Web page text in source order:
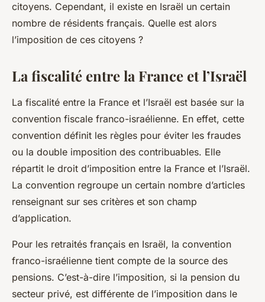
lothaire•16 janvier 2023 •2 min de lecture
citoyens. Cependant, il existe en Israël un certain
nombre de résidents français. Quelle est alors
l’imposition de ces citoyens ?
La fiscalité entre la France et l’Israël
La fiscalité entre la France et l’Israël est basée sur la
convention fiscale franco-israélienne. En effet, cette
convention définit les règles pour éviter les fraudes
ou la double imposition des contribuables. Elle
répartit le droit d’imposition entre la France et l’Israël.
La convention regroupe un certain nombre d’articles
renseignant sur ses critères et son champ
d’application.
Pour les retraités français en Israël, la convention
franco-israélienne tient compte de la source des
pensions. C’est-à-dire l’imposition, si la pension du
secteur privé, est différente de l’imposition dans le